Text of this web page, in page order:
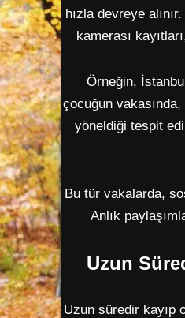
hızla devreye
kamerası
Örneğin,
çocuğun
yöneldiği tespit
Bu tür vakalarda,
Anlık
Uzun
Uzun süredir kayıp